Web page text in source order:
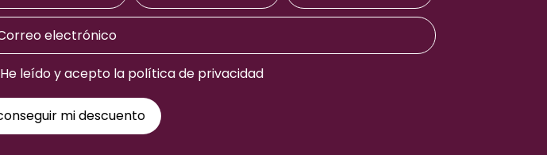
He leído y acepto la política de privacidad